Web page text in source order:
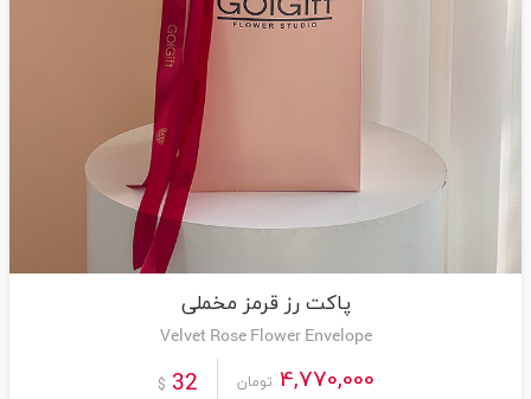
پاکت رز قرمز مخملی
Velvet Rose Flower Envelope
4,770,000 تومان 32
$